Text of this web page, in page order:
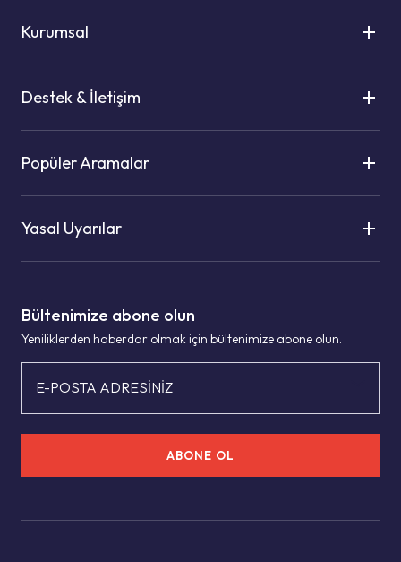
Bültenimize abone olun
Yeniliklerden haberdar olmak için bültenimize abone olun.
E-POSTA ADRESİNİZ
ABONE OL
Kurumsal
Destek & İletişim
Popüler Aramalar
Yasal Uyarılar